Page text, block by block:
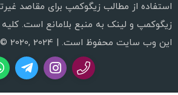
استفاده از مطالب زیگوکمپ برای مقاصد
زیگوکمپ و لینک به منبع بلامانع است.
این وب سایت محفوظ است. | Copyright © 2020, 2024